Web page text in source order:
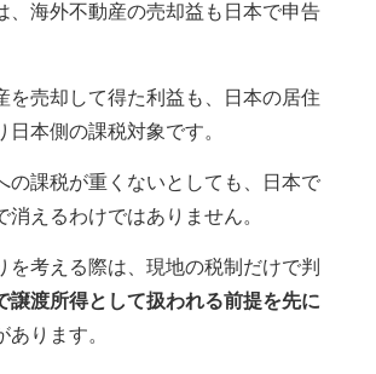
申告前にそろえたい資料
の資料は契約書と支払記録を中心にそ
不足するときは再確認できる先を早め
不動産の売却益についてよくある質問
バイで税金がかからなければ日本でも
海外不動産の売却益も日本で申告
を売却して得た利益も、日本の居住
日本側の課税対象です。
の課税が重くないとしても、日本で
消えるわけではありません。
を考える際は、現地の税制だけで判
譲渡所得として扱われる前提を先に
あります。